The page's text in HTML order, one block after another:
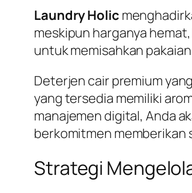
Laundry Holic
meskipun harganya
untuk memisahkan
Deterjen cair premium
yang tersedia memiliki
manajemen digital, Anda
berkomitmen memberikan
Strategi